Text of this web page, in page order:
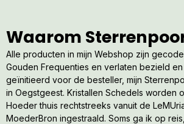
Waarom
Alle producten in mijn Webshop zijn
Gouden Frequenties en verlaten bezield
geïnitieerd voor de besteller, mijn
in Oegstgeest. Kristallen Schedels worden
Hoeder thuis rechtstreeks vanuit de
MoederBron ingestraald. Soms ga ik op